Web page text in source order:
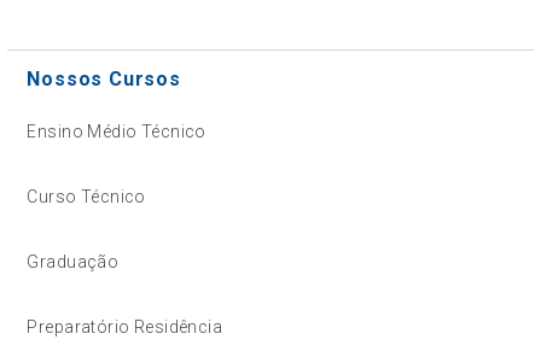
Nossos Cursos
Ensino Médio Técnico
Curso Técnico
Graduação
Preparatório Residência